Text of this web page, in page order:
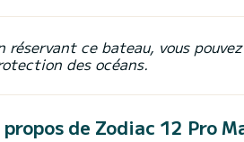
réservant ce bateau, vous
des océans.
propos de Zodiac 12 Pro